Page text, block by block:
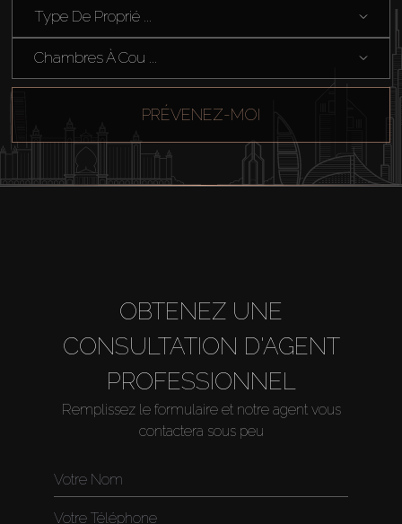
Type De Proprié ...
Chambres À Cou ...
PRÉVENEZ-MOI
OBTENEZ UNE
CONSULTATION D'AGENT
PROFESSIONNEL
Remplissez le formulaire et notre agent vous
contactera sous peu